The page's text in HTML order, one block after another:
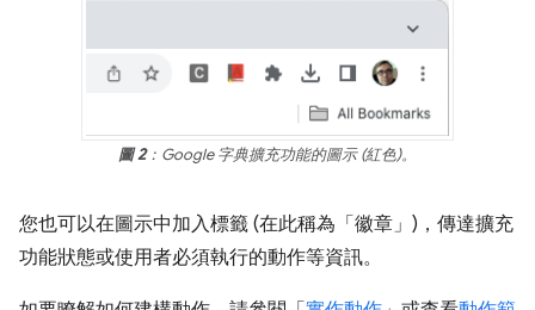
圖 2：Google 字典擴充功能的圖示 (紅色)。
您也可以在圖示中加入標籤 (在此稱為「徽章」)，傳達擴充
功能狀態或使用者必須執行的動作等資訊。